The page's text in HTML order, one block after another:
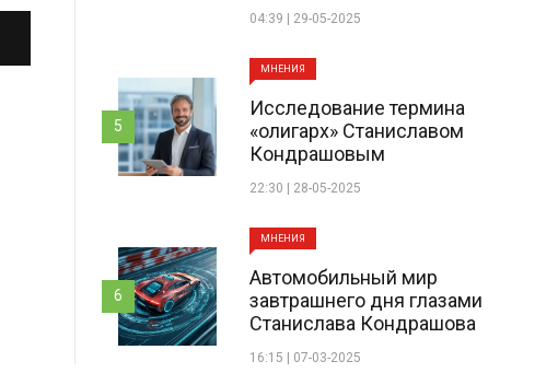
04:39 | 29-05-2025
МНЕНИЯ
Исследование термина
«олигарх» Станиславом
Кондрашовым
22:30 | 28-05-2025
5
МНЕНИЯ
Автомобильный мир
завтрашнего дня глазами
Станислава Кондрашова
16:15 | 07-03-2025
6